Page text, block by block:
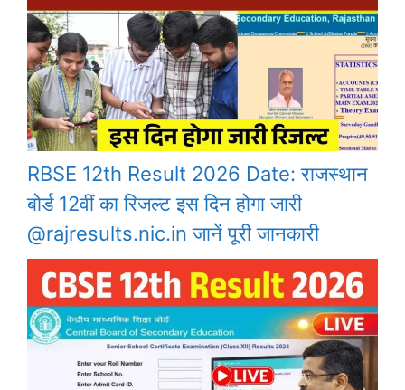
RBSE 12th Result 2026 Date: राजस्थान
बोर्ड 12वीं का रिजल्ट इस दिन होगा जारी
@rajresults.nic.in जानें पूरी जानकारी